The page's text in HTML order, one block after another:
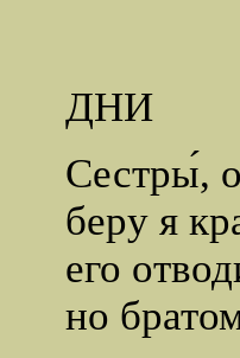
ДНИ
Сестры́,
беру я
его
но